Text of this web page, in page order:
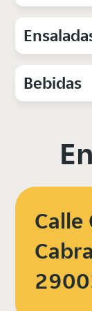
Bebidas
Calle